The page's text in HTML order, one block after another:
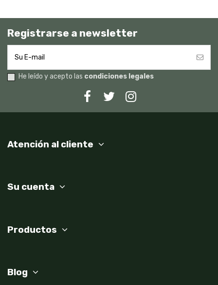
Registrarse a newsletter
He leído y acepto las condiciones legales
Atención al cliente
Su cuenta
Productos
Blog